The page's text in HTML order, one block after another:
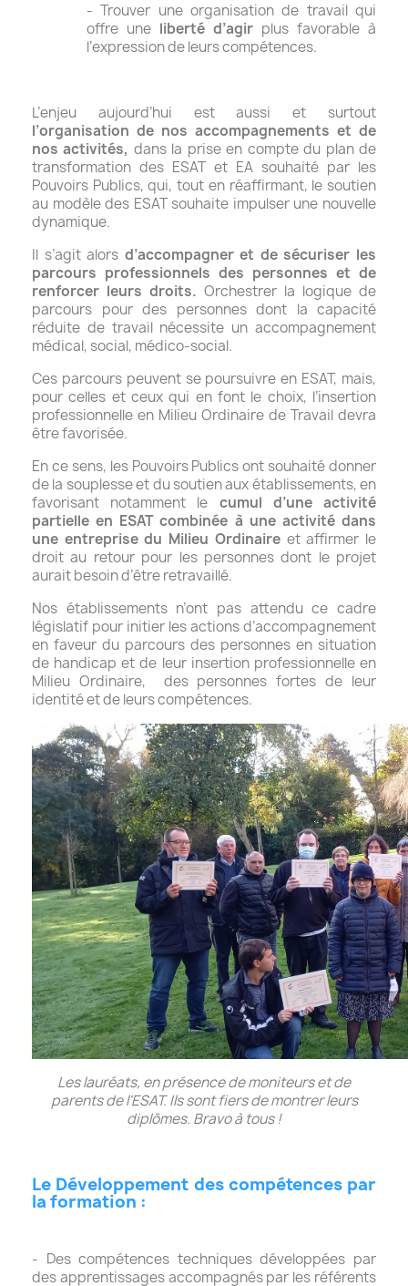
- Trouver une organisation de travail qui
offre une liberté d’agir plus favorable à
l’expression de leurs compétences.
L’enjeu aujourd’hui est aussi et surtout
l’organisation de nos accompagnements et de
nos activités, dans la prise en compte du plan de
transformation des ESAT et EA souhaité par les
Pouvoirs Publics, qui, tout en réaffirmant, le soutien
au modèle des ESAT souhaite impulser une nouvelle
dynamique.
Il s’agit alors d’accompagner et de sécuriser les
parcours professionnels des personnes et de
renforcer leurs droits. Orchestrer la logique de
parcours pour des personnes dont la capacité
réduite de travail nécessite un accompagnement
médical, social, médico-social.
Ces parcours peuvent se poursuivre en ESAT, mais,
pour celles et ceux qui en font le choix, l’insertion
professionnelle en Milieu Ordinaire de Travail devra
être favorisée.
En ce sens, les Pouvoirs Publics ont souhaité donner
de la souplesse et du soutien aux établissements, en
favorisant notamment le cumul d’une activité
partielle en ESAT combinée à une activité dans
une entreprise du Milieu Ordinaireet affirmer le
droit au retour pour les personnes dont le projet
aurait besoin d’être retravaillé.
Nos établissements n’ont pas attendu ce cadre
législatif pour initier les actions d’accompagnement
en faveur du parcours des personnes en situation
de handicap et de leur insertion professionnelle en
Milieu Ordinaire, des personnes fortes de leur
identité et de leurs compétences.
Les lauréats, en présence de moniteurs et de
parents de l'ESAT. Ils sont fiers de montrer leurs
diplômes. Bravo à tous !
Le Développement des compétences par
la formation :
- Des compétences techniques développées par
des apprentissages accompagnés par les référents